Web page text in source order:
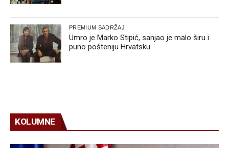
PREMIUM SADRŽAJ
Umro je Marko Stipić, sanjao je malo širu i
puno pošteniju Hrvatsku
KOLUMNE